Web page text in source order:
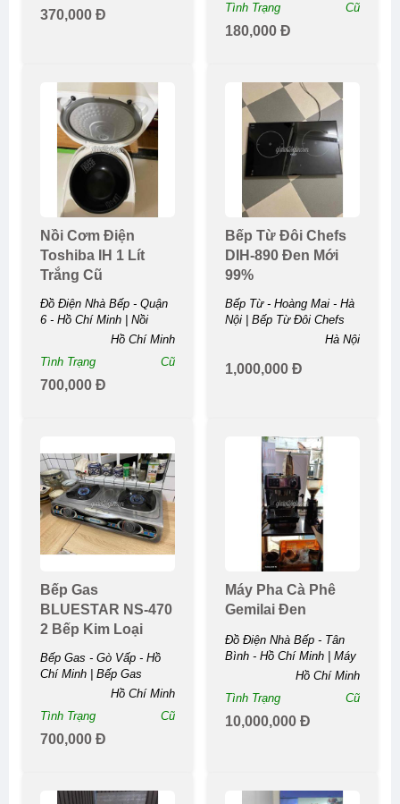
RẺ ...
370,000 Đ
Tình Trạng
Cũ
180,000 Đ
Nồi Cơm Điện
Toshiba IH 1 Lít
Trắng Cũ
Đồ Điện Nhà Bếp - Quận
6 - Hồ Chí Minh | Nồi
Cơm Điện Toshiba IH 1
Hồ Chí Minh
Tình Trạng
Cũ
700,000 Đ
Bếp Từ Đôi Chefs
DIH-890 Đen Mới
99%
Bếp Từ - Hoàng Mai - Hà
Nội | Bếp Từ Đôi Chefs
DIH-890 Đen Mới ...Hà Nội
1,000,000 Đ
Bếp Gas
BLUESTAR NS-470
2 Bếp Kim Loại
Bếp Gas - Gò Vấp - Hồ
Chí Minh | Bếp Gas
BLUESTAR NS-470 2
Hồ Chí Minh
Tình Trạng
Cũ
700,000 Đ
Máy Pha Cà Phê
Gemilai Đen
Đồ Điện Nhà Bếp - Tân
Bình - Hồ Chí Minh | Máy
Pha Cà Phê Gemilai ...
Hồ Chí Minh
Tình Trạng
Cũ
10,000,000 Đ